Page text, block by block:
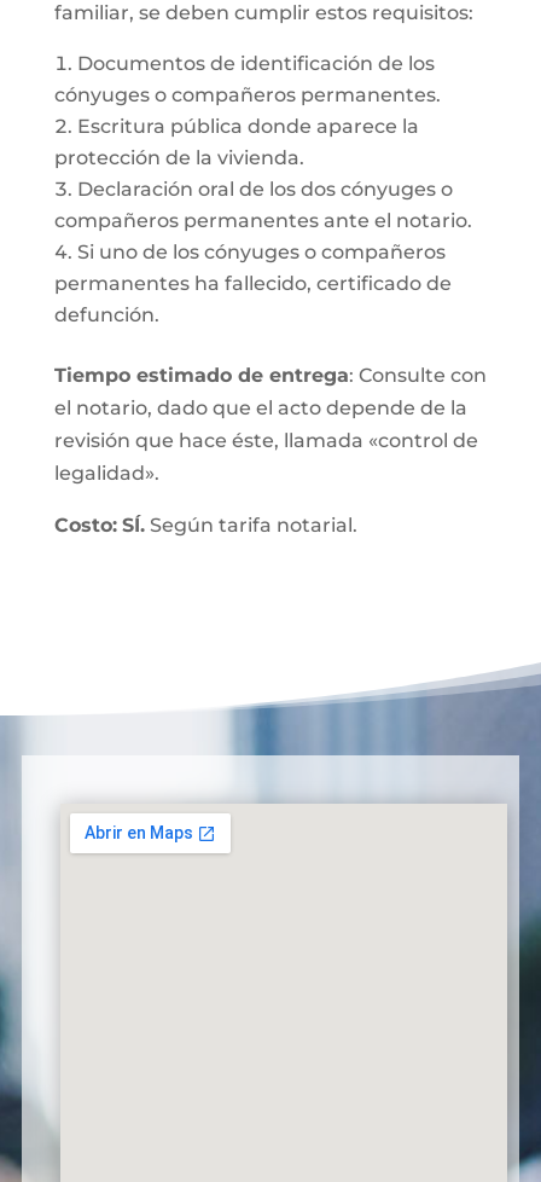
familiar, se deben cumplir estos requisitos:
Documentos de identificación de los
cónyuges o compañeros permanentes.
Escritura pública donde aparece la
protección de la vivienda.
Declaración oral de los dos cónyuges o
compañeros permanentes ante el notario.
Si uno de los cónyuges o compañeros
permanentes ha fallecido, certificado de
defunción.
Tiempo estimado de entrega: Consulte con
el notario, dado que el acto depende de la
revisión que hace éste, llamada «control de
legalidad».
Costo: SÍ.Según tarifa notarial.